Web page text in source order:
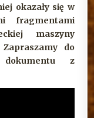
okazały się w
fragmentami
maszyny
do
dokumentu z